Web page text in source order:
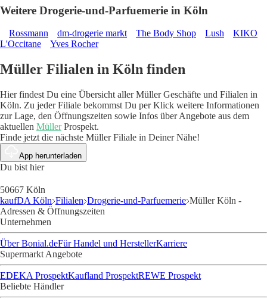
Weitere Drogerie-und-Parfuemerie in Köln
Rossmann dm-drogerie markt The Body Shop Lush
KIKO
L'Occitane
Yves Rocher
Müller Filialen in Köln finden
Hier findest Du eine Übersicht aller Müller Geschäfte und Filialen in
Köln. Zu jeder Filiale bekommst Du per Klick weitere Informationen
zur Lage, den Öffnungszeiten sowie Infos über Angebote aus dem
aktuellen MüllerProspekt.
Finde jetzt die nächste Müller Filiale in Deiner Nähe!
App herunterladen
Du bist hier
50667 Köln
kaufDA Köln Filialen Drogerie-und-Parfuemerie Müller Köln -
Adressen & Öffnungszeiten
Unternehmen
Über Bonial.deFür Handel und HerstellerKarriere
Supermarkt Angebote
EDEKA ProspektKaufland ProspektREWE Prospekt
Beliebte Händler